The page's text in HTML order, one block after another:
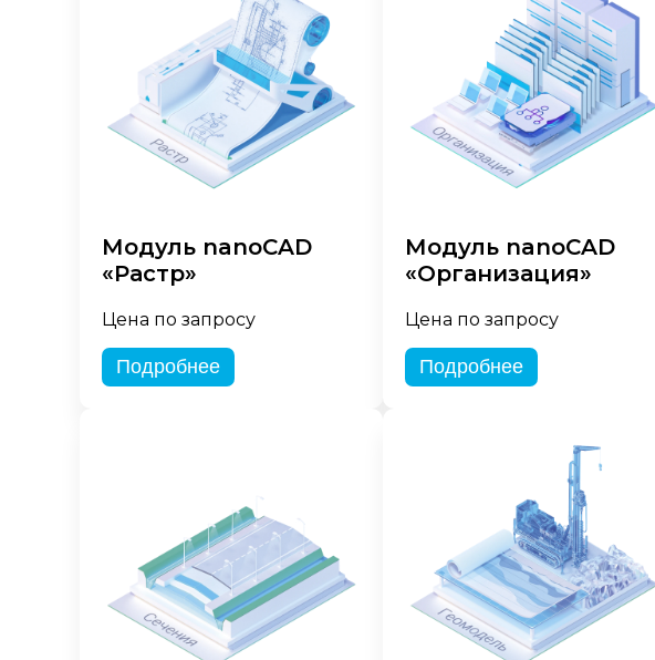
Модуль nanoCAD
«Растр»
Цена по запросу
Подробнее
Модуль nanoCAD
«Организация»
Цена по запросу
Подробнее